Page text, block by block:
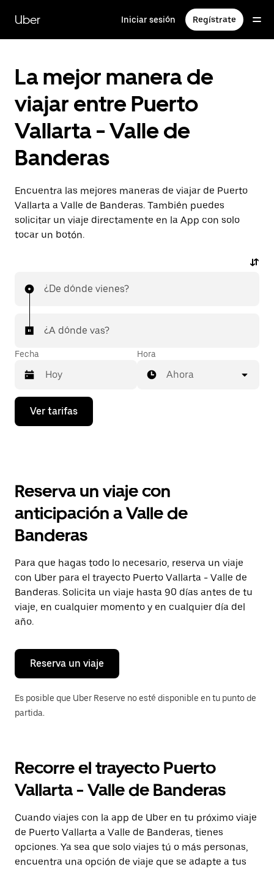
contenido
principal
Uber Iniciar sesión Regístrate
La mejor manera de
viajar entre Puerto
Vallarta - Valle de
Banderas
Encuentra las mejores maneras de viajar de Puerto
Vallarta a Valle de Banderas. También puedes
solicitar un viaje directamente en la App con solo
tocar un botón.
¿De dónde vienes?
¿A dónde vas?
Fecha
Presiona
flecha
el
y
selecciona
una
Presiona
la
tecla Esc
para
cerrar
el
calendario.
Hora
Ahora
Ver tarifas
Reserva un viaje con
anticipación a Valle de
Banderas
Para que hagas todo lo necesario, reserva un viaje
con Uber para el trayecto Puerto Vallarta - Valle de
Banderas. Solicita un viaje hasta 90 días antes de tu
viaje, en cualquier momento y en cualquier día del
año.
Reserva un viaje
Es posible que Uber Reserve no esté disponible en tu punto de
partida.
Recorre el trayecto Puerto
Vallarta - Valle de Banderas
Cuando viajes con la app de Uber en tu próximo viaje
de Puerto Vallarta a Valle de Banderas, tienes
opciones. Ya sea que solo viajes tú o más personas,
encuentra una opción de viaje que se adapte a tus